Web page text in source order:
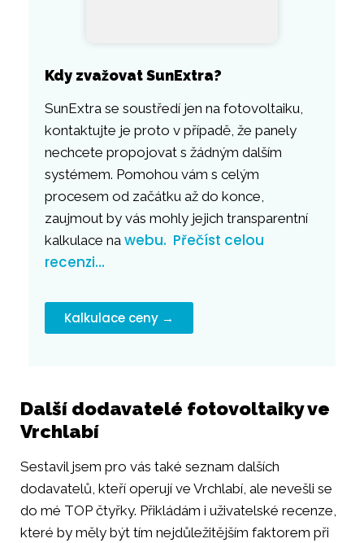
Kdy zvažovat SunExtra?
SunExtra se soustředí jen na fotovoltaiku,
kontaktujte je proto v případě, že panely
nechcete propojovat s žádným dalším
systémem. Pomohou vám s celým
procesem od začátku až do konce,
zaujmout by vás mohly jejich transparentní
kalkulace na webu. Přečíst celou
recenzi…
Kalkulace ceny →
Další dodavatelé fotovoltaiky ve
Vrchlabí
Sestavil jsem pro vás také seznam dalších
dodavatelů, kteří operují ve Vrchlabí, ale nevešli se
do mé TOP čtyřky. Přikládám i uživatelské recenze,
které by měly být tím nejdůležitějším faktorem při